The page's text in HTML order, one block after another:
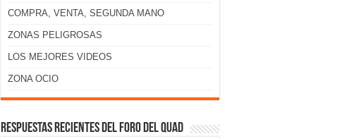
COMPRA, VENTA, SEGUNDA MANO
ZONAS PELIGROSAS
LOS MEJORES VIDEOS
ZONA OCIO
Respuestas recientes del foro del Quad